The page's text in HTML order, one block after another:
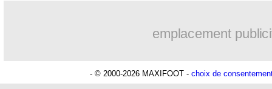
emplacement
- © 2000-2026 MAXIFOOT - choix de